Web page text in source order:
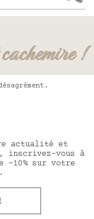
!
actualité et
inscrivez-vous à
-10% sur votre